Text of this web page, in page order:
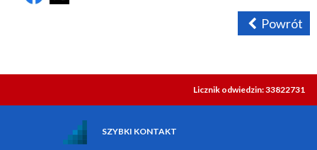
Powrót
Licznik odwiedzin: 33822731
SZYBKI KONTAKT